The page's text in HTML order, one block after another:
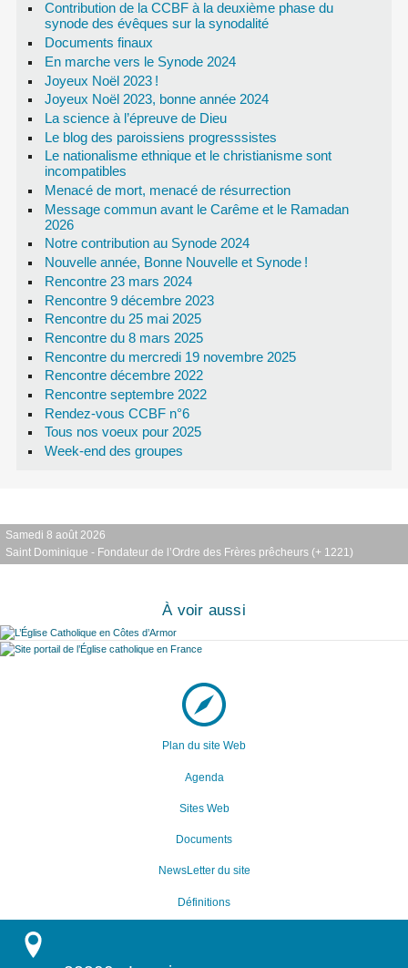
Contribution de la CCBF à la deuxième phase du
synode des évêques sur la synodalité
Documents finaux
En marche vers le Synode 2024
Joyeux Noël 2023 !
Joyeux Noël 2023, bonne année 2024
La science à l’épreuve de Dieu
Le blog des paroissiens progresssistes
Le nationalisme ethnique et le christianisme sont
incompatibles
Menacé de mort, menacé de résurrection
Message commun avant le Carême et le Ramadan
2026
Notre contribution au Synode 2024
Nouvelle année, Bonne Nouvelle et Synode !
Rencontre 23 mars 2024
Rencontre 9 décembre 2023
Rencontre du 25 mai 2025
Rencontre du 8 mars 2025
Rencontre du mercredi 19 novembre 2025
Rencontre décembre 2022
Rencontre septembre 2022
Rendez-vous CCBF n°6
Tous nos voeux pour 2025
Week-end des groupes
Samedi 8 août 2026
Saint Dominique - Fondateur de l’Ordre des Frères prêcheurs (+ 1221)
À voir aussi
Plan du site Web
Agenda
Sites Web
Documents
NewsLetter du site
Définitions